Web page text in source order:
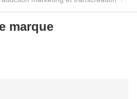
marque